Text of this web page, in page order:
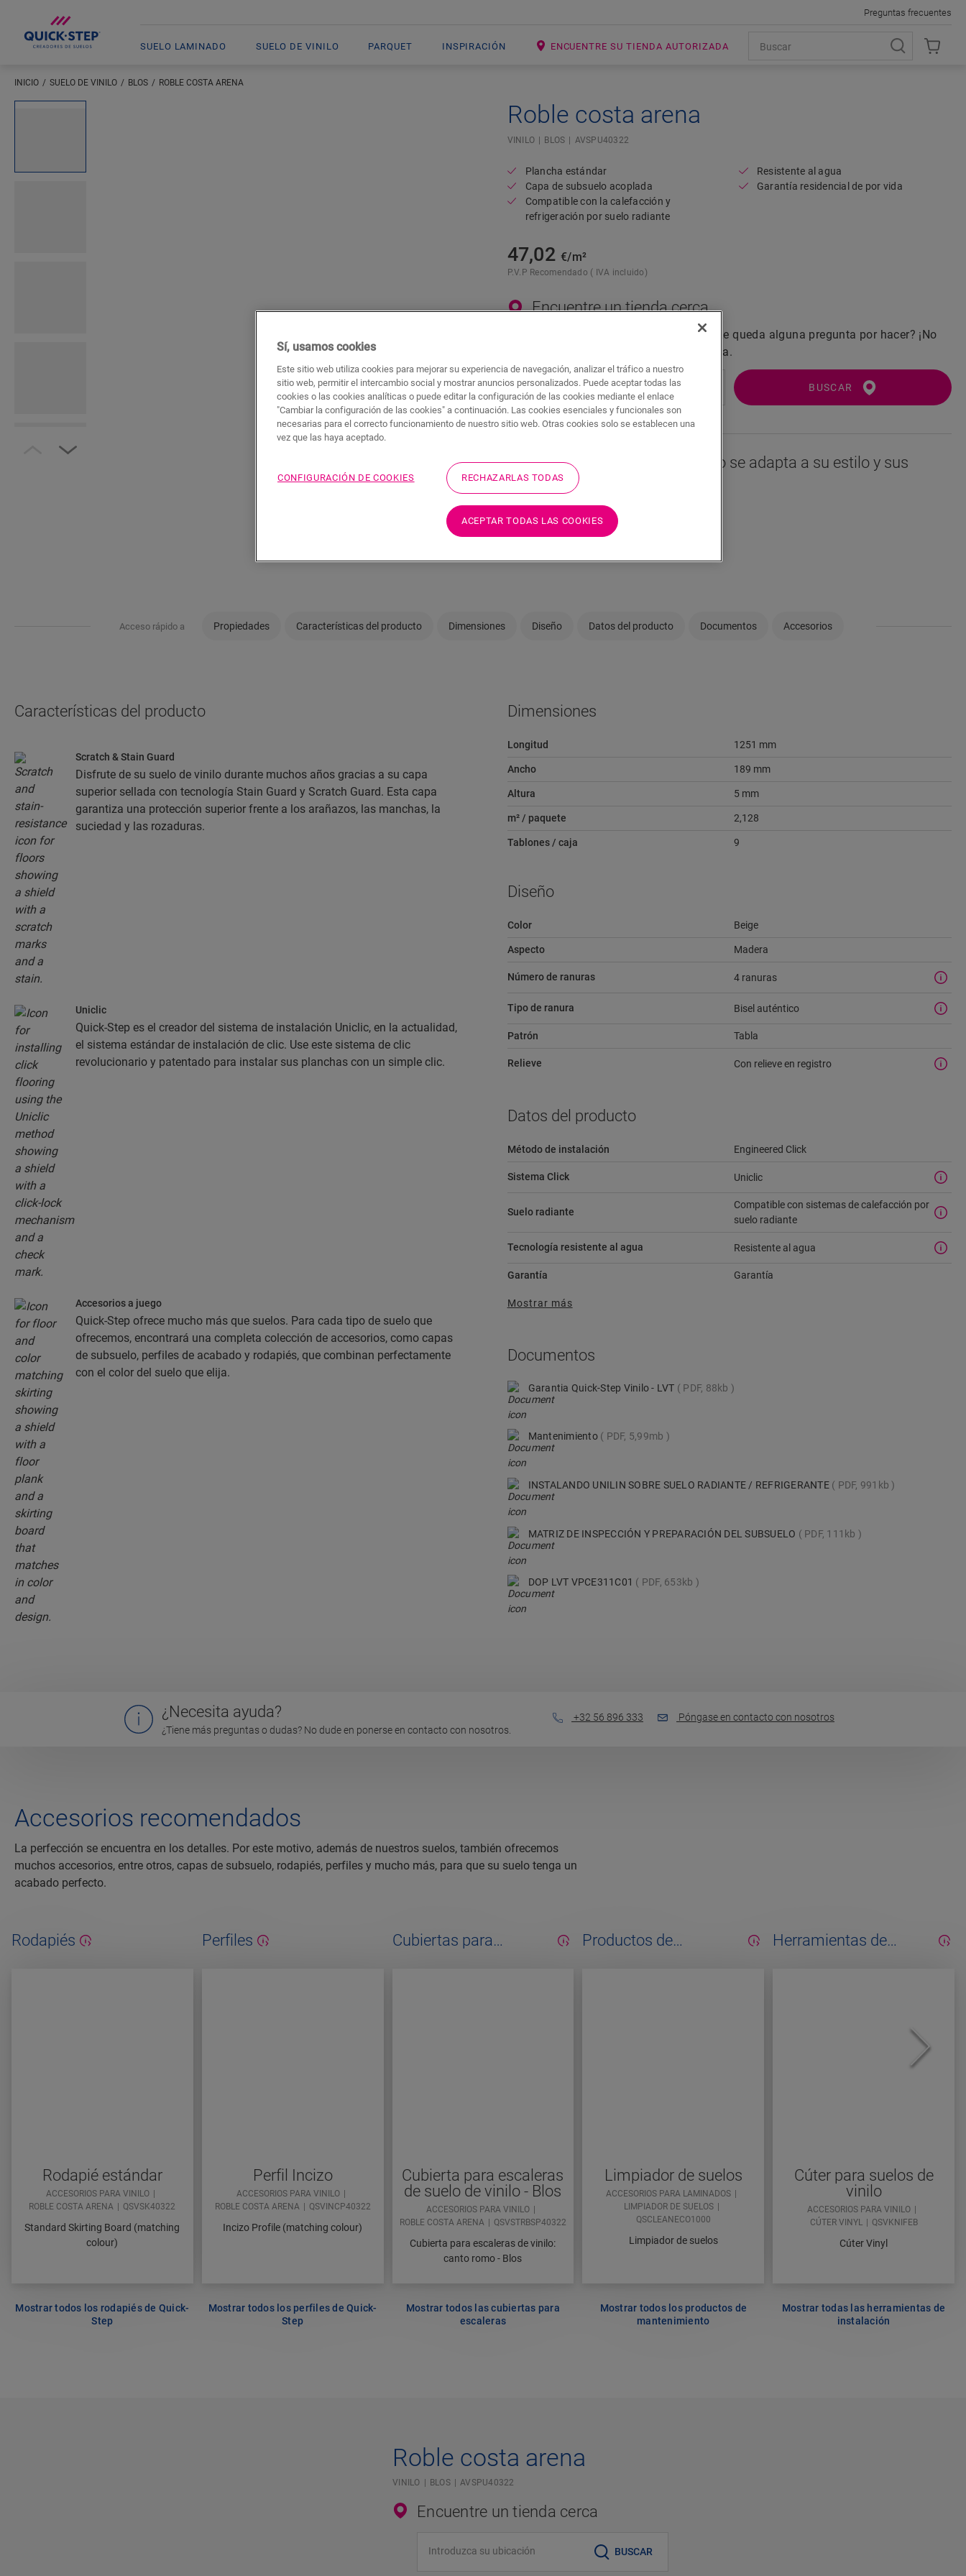
SUELO LAMINADO SUELO DE VINILO PARQUET INSPIRACIÓN ENCUENTRE SU TIENDA AUTORIZADA
Preguntas frecuentes
INICIO SUELO DE VINILO BLOS ROBLE COSTA ARENA
Open image in lightbox
Roble costa arena
VINILO BLOS AVSPU40322
Plancha estándar
Capa de subsuelo acoplada
Compatible con la calefacción y
refrigeración por suelo radiante
Resistente al agua
Garantía residencial de por vida
47,02€/m²
P.V.P Recomendado ( IVA incluido)
Encuentre un tienda cerca
¿Quiere ver este suelo en la vida real? ¿Le queda alguna pregunta por hacer? ¡No
se preocupe! Siempre hay un tienda cerca.
BUSCAR
¿No está seguro de si este suelo se adapta a su estilo y sus
necesidades?
Ver en su habitación
Acceso rápido a Propiedades Características del producto Dimensiones Diseño Datos del producto Documentos Accesorios
Características del producto
Scratch & Stain Guard
Disfrute de su suelo de vinilo durante muchos años gracias a su capa
superior sellada con tecnología Stain Guard y Scratch Guard. Esta capa
garantiza una protección superior frente a los arañazos, las manchas, la
suciedad y las rozaduras.
Uniclic
Quick-Step es el creador del sistema de instalación Uniclic, en la actualidad,
el sistema estándar de instalación de clic. Use este sistema de clic
revolucionario y patentado para instalar sus planchas con un simple clic.
Accesorios a juego
Quick-Step ofrece mucho más que suelos. Para cada tipo de suelo que
ofrecemos, encontrará una completa colección de accesorios, como capas
de subsuelo, perfiles de acabado y rodapiés, que combinan perfectamente
con el color del suelo que elija.
Dimensiones
Longitud 1251 mm
Ancho 189 mm
Altura 5 mm
m² / paquete 2,128
Tablones / caja 9
Diseño
Color Beige
Aspecto Madera
Número de ranuras 4 ranuras
Tipo de ranura Bisel auténtico
Patrón Tabla
Relieve Con relieve en registro
Datos del producto
Método de instalación Engineered Click
Sistema Click Uniclic
Suelo radiante
Compatible con sistemas de calefacción por
suelo radiante
Tecnología resistente al agua Resistente al agua
Garantía Garantía
Mostrar más
Documentos
Garantia Quick-Step Vinilo - LVT PDF, 88kb
Mantenimiento PDF, 5,99mb
INSTALANDO UNILIN SOBRE SUELO RADIANTE / REFRIGERANTE PDF, 991kb
MATRIZ DE INSPECCIÓN Y PREPARACIÓN DEL SUBSUELO PDF, 111kb
DOP LVT VPCE311C01 PDF, 653kb
¿Necesita ayuda?
¿Tiene más preguntas o dudas? No dude en ponerse en contacto con nosotros.
+32 56 896 333 Póngase en contacto con nosotros
Accesorios recomendados
La perfección se encuentra en los detalles. Por este motivo, además de nuestros suelos, también ofrecemos
muchos accesorios, entre otros, capas de subsuelo, rodapiés, perfiles y mucho más, para que su suelo tenga un
acabado perfecto.
Rodapiés
Rodapié estándar
ACCESORIOS PARA VINILO
ROBLE COSTA ARENA
QSVSK40322
Standard Skirting Board (matching
colour)
Mostrar todos los rodapiés de Quick-
Step
Perfiles
Perfil Incizo
ACCESORIOS PARA VINILO
ROBLE COSTA ARENA
QSVINCP40322
Incizo Profile (matching colour)
Mostrar todos los perfiles de Quick-
Step
Cubiertas para
Cubierta para escaleras
de suelo de vinilo - Blos
ACCESORIOS PARA VINILO
ROBLE COSTA ARENA
QSVSTRBSP40322
Cubierta para escaleras de vinilo:
canto romo - Blos
Mostrar todos las cubiertas para
escaleras
Productos de
Limpiador de suelos
ACCESORIOS PARA LAMINADOS
LIMPIADOR DE SUELOS
QSCLEANECO1000
Limpiador de suelos
Mostrar todos los productos de
mantenimiento
Herramientas de
Cúter para suelos de
vinilo
ACCESORIOS PARA VINILO
CÚTER VINYL
QSVKNIFEB
Cúter Vinyl
Mostrar todas las herramientas de
instalación
Roble costa arena
VINILO BLOS AVSPU40322
Encuentre un tienda cerca
BUSCAR
Sí, usamos cookies
Este sitio web utiliza cookies para mejorar su experiencia de navegación, analizar el tráfico a nuestro
sitio web, permitir el intercambio social y mostrar anuncios personalizados. Puede aceptar todas las
cookies o las cookies analíticas o puede editar la configuración de las cookies mediante el enlace
"Cambiar la configuración de las cookies" a continuación. Las cookies esenciales y funcionales son
necesarias para el correcto funcionamiento de nuestro sitio web. Otras cookies solo se establecen una
vez que las haya aceptado.
CONFIGURACIÓN DE COOKIES RECHAZARLAS TODAS
ACEPTAR TODAS LAS COOKIES